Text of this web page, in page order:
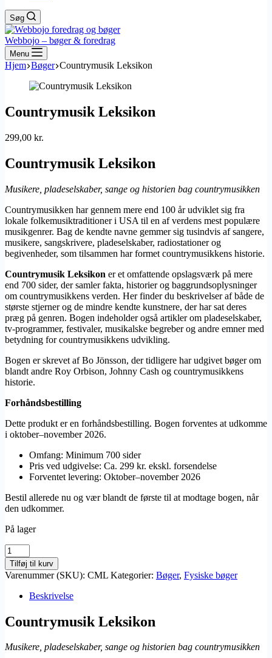
Søg
Webbojo – bøger & foredrag
Menu
Hjem Bøger Countrymusik Leksikon
Countrymusik Leksikon
299,00 kr.
Countrymusik Leksikon
Musikere, pladeselskaber, sange og historien bag countrymusikken
Countrymusikken har gennem mere end 100 år udviklet sig fra
lokale folkemusiktraditioner i USA til en af verdens mest populære
musikgenrer. Bag de kendte navne gemmer sig tusindvis af sangere,
musikere, sangskrivere, pladeselskaber, radiostationer og
begivenheder, som tilsammen har formet countrymusikkens historie.
Countrymusik Leksikon er et omfattende opslagsværk på mere
end 700 sider, der samler fakta, historier og baggrundsoplysninger
om countrymusikkens verden. Her finder du beskrivelser af både de
største stjerner og de mindre kendte kunstnere, der har sat deres
præg på genren. Bogen indeholder også artikler om pladeselskaber,
tv-programmer, festivaler, musikalske begreber og andre emner med
betydning for countrymusikkens udvikling.
Bogen er skrevet af Bo Jönsson, der tidligere har udgivet bøger om
blandt andre Roy Orbison, Johnny Cash og countrymusikkens
historie.
Forhåndsbestilling
Dette produkt er en forhåndsbestilling. Bogen forventes at udkomme
i oktober–november 2026.
Omfang: Minimum 700 sider
Pris ved udgivelse: Ca. 299 kr. ekskl. forsendelse
Forventet levering: Oktober–november 2026
Bestil allerede nu og vær blandt de første til at modtage bogen, når
den udkommer.
På lager
Countrymusik
Leksikon
antal
Tilføj til kurv
Varenummer (SKU): CML Kategorier: Bøger, Fysiske bøger
Beskrivelse
Countrymusik Leksikon
Musikere, pladeselskaber, sange og historien bag countrymusikken